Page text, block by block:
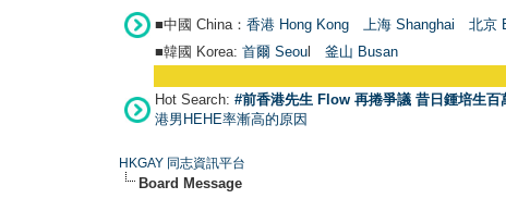
■中國 China： 香港 Hong Kong 上海 Shanghai 北京
■韓國 Korea: 首爾 Seou 釜山 Busan
Hot Search: #前香港先生 Flow 再捲爭議 昔日鍾培生
港男HEHE率漸高的原因
HKGAY 同志資訊平台
Board Message